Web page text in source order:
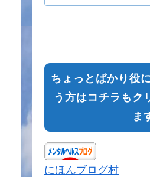
ちょっとばかり役
う方はコチラもク
ま
にほんブログ村